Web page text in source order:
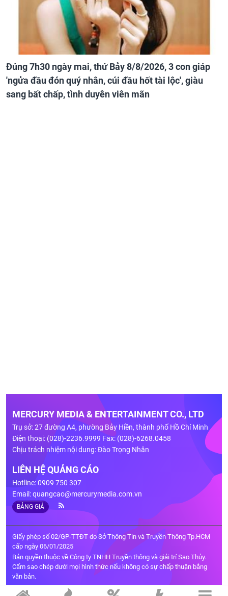
Đúng 7h30 ngày mai, thứ Bảy 8/8/2026, 3 con giáp
'ngửa đầu đón quý nhân, cúi đầu hốt tài lộc', giàu
sang bất chấp, tình duyên viên mãn
MERCURY MEDIA & ENTERTAINMENT CO., LTD
Trụ sở: 27 đường A4, phường Bảy Hiền, thành phố Hồ Chí Minh
Điện thoại: (028)-2236.9999 Fax: (028)-6268.0458
Chịu trách nhiệm nội dung: Đào Trọng Nhân
LIÊN HỆ QUẢNG CÁO
Hotline: 0909 750 307
Email:quangcao@mercurymedia.com.vn
BẢNG GIÁ
Giấy phép số 02/GP-TTĐT do Sở Thông Tin và Truyền Thông Tp.HCM
cấp ngày 06/01/2025
Bản quyền thuộc về Công ty TNHH Truyền thông và giải trí Sao Thủy.
Cấm sao chép dưới mọi hình thức nếu không có sự chấp thuận bằng
văn bản.